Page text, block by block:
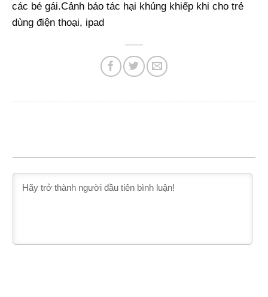
các bé gái.Cảnh báo tác hại khủng khiếp khi cho trẻ
dùng điện thoại, ipad